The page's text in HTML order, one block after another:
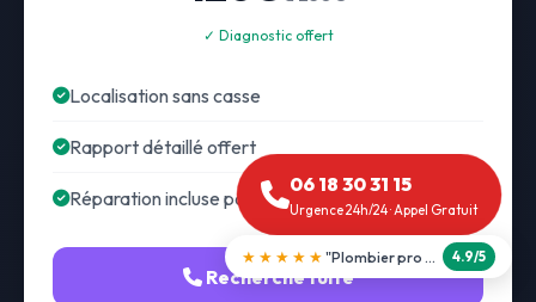
✓ Diagnostic offert
Localisation sans casse
Rapport détaillé offert
Réparation incluse possible
Recherche fuite
06 18 30 31 15
Urgence 24h/24 · Appel Gratuit
★★★★★ "Débouchage WC en 30 min" 5.0/5